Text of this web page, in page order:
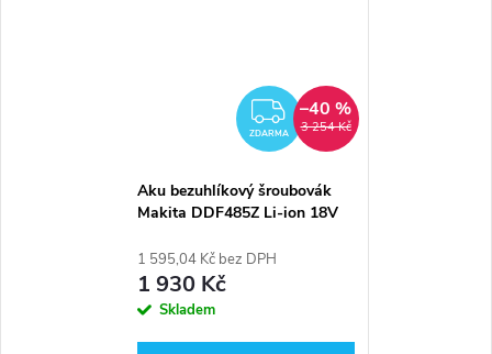
ZDARMA
ZDARMA 3 254 Kč
–40 %
Aku bezuhlíkový šroubovák
Makita DDF485Z Li-ion 18V
1 595,04 Kč bez DPH
1 930 Kč
Skladem